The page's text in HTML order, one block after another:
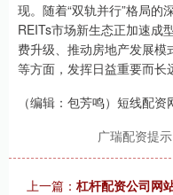
现。随着“双轨并行”格局的
REITs市场新生态正加速成
费升级、推动房地产发展
等方面，发挥日益重要而长
（编辑：包芳鸣）短线配资
广瑞配资提
上一篇： 杠杆配资公司网